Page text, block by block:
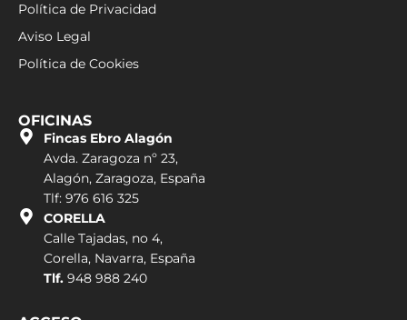
Política de Privacidad
Aviso Legal
Política de Cookies
OFICINAS
Fincas Ebro Alagón
Avda. Zaragoza nº 23,
Alagón, Zaragoza, España
Tlf: 976 616 325
CORELLA
Calle Tajadas, no 4,
Corella, Navarra, España
Tlf. 948 988 240